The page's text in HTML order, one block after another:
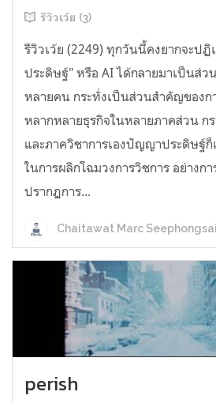
รีวิวเว้ย (3)
รีวิวเว้ย (2249) ทุกวันนี้คงยากจะป
ประดิษฐ์" หรือ AI ได้กลายมาเป็นส่
หลายคน กระทั่งเป็นส่วนสำคัญของก
หลากหลายธุรกิจในหลายภาคส่วน ก
และภาควิชาการเองปัญญาประดิษฐ์
ในการผลิกโฉมวงการวิชการ อย่างก
ปรากฏการ...
Chaitawat Marc Seephongsai
perish